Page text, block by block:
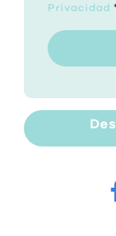
Privacidad